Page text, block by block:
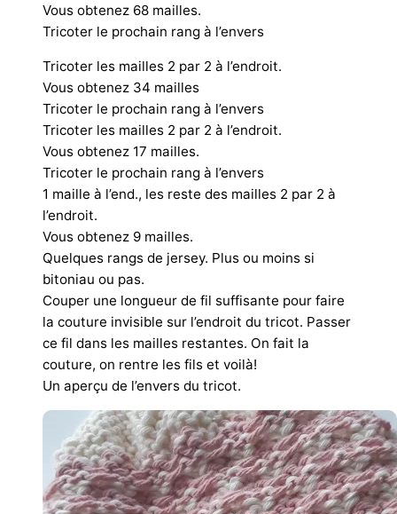
Vous obtenez 68 mailles.
Tricoter le prochain rang à l’envers
Tricoter les mailles 2 par 2 à l’endroit.
Vous obtenez 34 mailles
Tricoter le prochain rang à l’envers
Tricoter les mailles 2 par 2 à l’endroit.
Vous obtenez 17 mailles.
Tricoter le prochain rang à l’envers
1 maille à l’end., les reste des mailles 2 par 2 à
l’endroit.
Vous obtenez 9 mailles.
Quelques rangs de jersey. Plus ou moins si
bitoniau ou pas.
Couper une longueur de fil suffisante pour faire
la couture invisible sur l’endroit du tricot. Passer
ce fil dans les mailles restantes. On fait la
couture, on rentre les fils et voilà!
Un aperçu de l’envers du tricot.